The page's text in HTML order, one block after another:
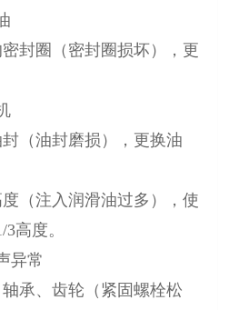
圈（密封圈损坏），更
（油封磨损），更换油
注入润滑油过多），使
高度。
异常
承、齿轮（紧固螺栓松